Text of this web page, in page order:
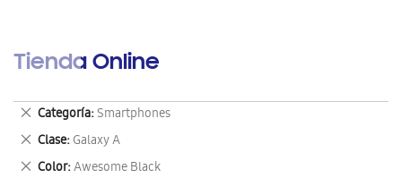
Tienda Online
Categoría Smartphones
Eliminar
este
artículo
Clase Galaxy A
Eliminar
este
Color Awesome Black
Eliminar